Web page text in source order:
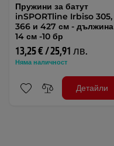
Пружини за батут
inSPORTline Irbiso 305,
366 и 427 см - дължина
14 см -10 бр
13,25 € / 25,91 лв.
Няма наличност
Детайли